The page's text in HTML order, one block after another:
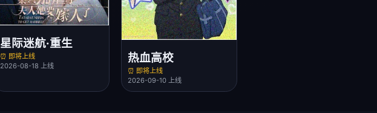
星际迷航·重生
⏰ 即将上线
2026-08-18 上线
热血高校
⏰ 即将上线
2026-09-10 上线